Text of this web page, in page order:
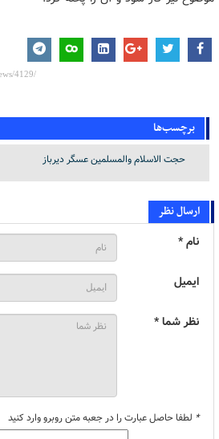
برچسب‌ها
حجت الاسلام والمسلمین عسگر دیرباز
ارسال نظر
نام *
ایمیل
نظر شما *
* لطفا حاصل عبارت را در جعبه متن روبرو وارد کنید